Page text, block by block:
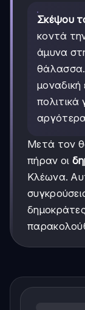
Σκέψου
κοντά
άμυνα
θάλασσα.
μοναδική
Μετά τον
πήραν οι
Κλέωνα.